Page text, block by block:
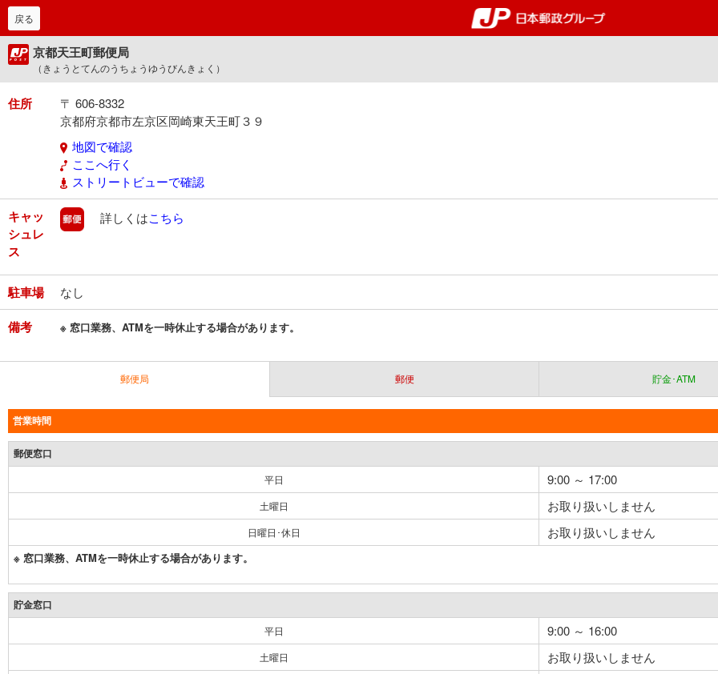
郵便局・日本郵政グルー
戻る
京都天王町郵便局
（きょうとてんのうちょうゆうびんきょく）
住所
〒 606-8332
京都府京都市左京区岡崎東天王町３９
地図で確認
ここへ行く
ストリートビューで確認
キャッ
シュレ
ス
郵便
詳しくはこちら
駐車場 なし
備考 ※ 窓口業務、ATMを一時休止する場合があります。
郵便局 郵便 貯金･ATM
営業時間
郵便窓口
平日 9:00 ～ 17:00
土曜日 お取り扱いしません
日曜日･休日 お取り扱いしません
※ 窓口業務、ATMを一時休止する場合があります。
貯金窓口
平日 9:00 ～ 16:00
土曜日 お取り扱いしません